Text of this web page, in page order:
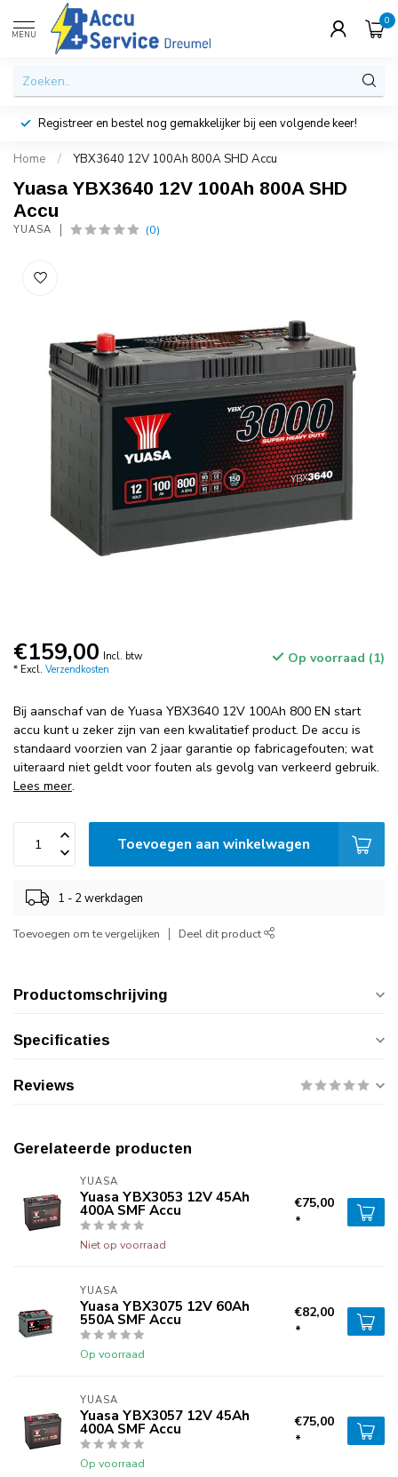
MENU
0
Registreer en bestel nog gemakkelijker bij een volgende keer!
Home / YBX3640 12V 100Ah 800A SHD Accu
Yuasa YBX3640 12V 100Ah 800A SHD
Accu
YUASA (0)
€159,00 Incl. btw
* Excl. Verzendkosten
Op voorraad (1)
Bij aanschaf van de Yuasa YBX3640 12V 100Ah 800 EN start
accu kunt u zeker zijn van een kwalitatief product. De accu is
standaard voorzien van 2 jaar garantie op fabricagefouten; wat
uiteraard niet geldt voor fouten als gevolg van verkeerd gebruik.
Lees meer.
Toevoegen aan winkelwagen
1 - 2 werkdagen
Toevoegen om te vergelijken Deel dit product
Productomschrijving
Specificaties
Reviews
Gerelateerde producten
YUASA
Yuasa YBX3053 12V 45Ah
400A SMF Accu
Niet op voorraad
€75,00
*
YUASA
Yuasa YBX3075 12V 60Ah
550A SMF Accu
Op voorraad
€82,00
*
YUASA
Yuasa YBX3057 12V 45Ah
400A SMF Accu
Op voorraad
€75,00
*